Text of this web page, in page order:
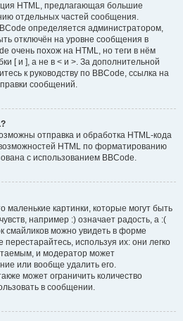
HTML, предлагающая большие
отдельных частей сообщения.
определяется администратором,
отключён на уровне сообщения в
очень похож на HTML, но теги в нём
[ и ], а не в < и >. За дополнительной
к руководству по BBCode, ссылка на
сообщений.
отправка и обработка HTML-кода
HTML по форматированию
с использованием BBCode.
картинки, которые могут быть
например :) означает радость, а :(
смайликов можно увидеть в форме
используя их: они легко
и модератор может
или вообще удалить его.
может ограничить количество
в сообщении.